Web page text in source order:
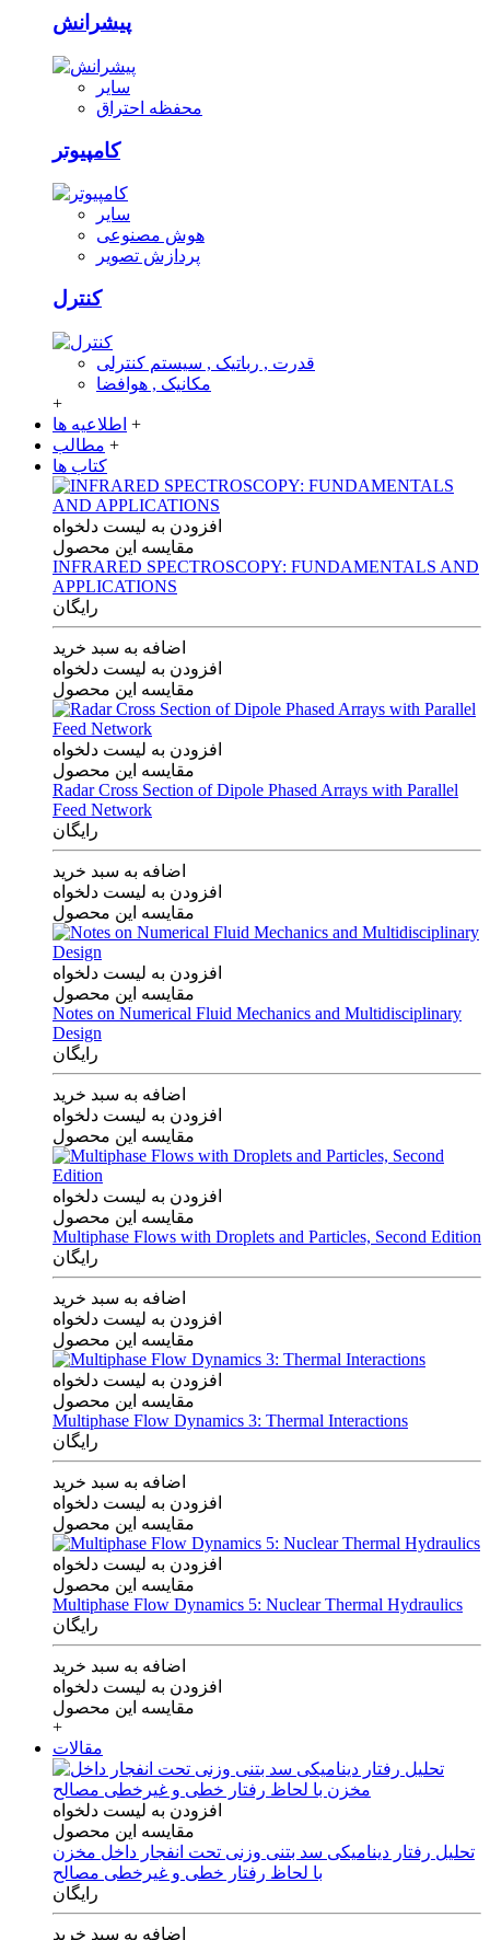
پیشرانش
سایر
محفظه احتراق
کامپیوتر
سایر
هوش مصنوعی
پردازش تصویر
کنترل
قدرت , رباتیک , سیستم کنترلی
مکانیک , هوافضا
+
اطلاعیه ها +
مطالب +
کتاب ها
افزودن به لیست دلخواه
مقایسه این محصول
INFRARED SPECTROSCOPY: FUNDAMENTALS AND
APPLICATIONS
رایگان
اضافه به سبد خرید
افزودن به لیست دلخواه
مقایسه این محصول
افزودن به لیست دلخواه
مقایسه این محصول
Radar Cross Section of Dipole Phased Arrays with Parallel
Feed Network
رایگان
اضافه به سبد خرید
افزودن به لیست دلخواه
مقایسه این محصول
افزودن به لیست دلخواه
مقایسه این محصول
Notes on Numerical Fluid Mechanics and Multidisciplinary
Design
رایگان
اضافه به سبد خرید
افزودن به لیست دلخواه
مقایسه این محصول
افزودن به لیست دلخواه
مقایسه این محصول
Multiphase Flows with Droplets and Particles, Second Edition
رایگان
اضافه به سبد خرید
افزودن به لیست دلخواه
مقایسه این محصول
افزودن به لیست دلخواه
مقایسه این محصول
Multiphase Flow Dynamics 3: Thermal Interactions
رایگان
اضافه به سبد خرید
افزودن به لیست دلخواه
مقایسه این محصول
افزودن به لیست دلخواه
مقایسه این محصول
Multiphase Flow Dynamics 5: Nuclear Thermal Hydraulics
رایگان
اضافه به سبد خرید
افزودن به لیست دلخواه
مقایسه این محصول
+
مقالات
افزودن به لیست دلخواه
مقایسه این محصول
تحلیل رفتار دینامیکی سد بتنی وزنی تحت انفجار داخل مخزن
با لحاظ رفتار خطی و غیرخطی مصالح
رایگان
اضافه به سبد خرید